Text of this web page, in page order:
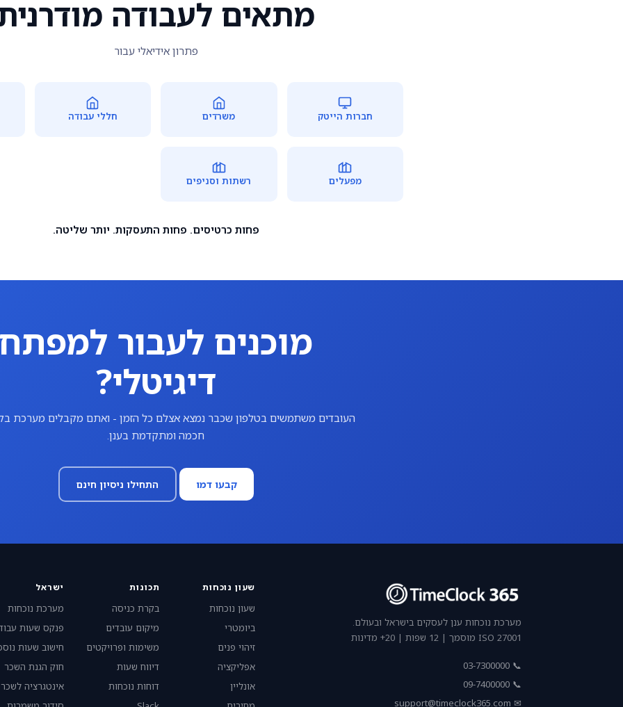
מתאים לעבודה
פתרון אידיאלי עבור
חברות הייטק משרדים חללי עבודה
מפעלים רשתות וסניפים
פחות כרטיסים. פחות התעסקות. יותר שליטה.
מוכנים לעבור
דיגיטלי?
העובדים משתמשים בטלפון שכבר נמצא אצלם כל הזמן - ואתם מקבלים מערכת
חכמה ומתקדמת בענן.
קבעו דמו התחילו ניסיון חינם
מערכת נוכחות ענן לעסקים בישראל ובעולם.
ISO 27001 מוסמך | 12 שפות | 20+ מדינות
📞 03-7300000
📞 09-7400000
✉
support@timeclock365.com
שעון נוכחות
שעון נוכחות
ביומטרי
זיהוי פנים
אפליקציה
אונליין
תכונות
בקרת כניסה
מיקום עובדים
משימות ופרויקטים
דיווח שעות
דוחות נוכחות
ישראל
מערכת נוכחות
פנקס שעות
חישוב שעות
חוק הגנת השכר
אינטגרציה לשכר